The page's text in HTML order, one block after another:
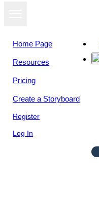
Home Page
Resources
Pricing
Create a Storyboard
Register
Log In